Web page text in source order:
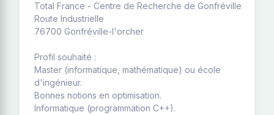
Total France - Centre de Recherche de Gonfréville
Route Industrielle
76700 Gonfréville-l'orcher
Profil souhaité :
Master (informatique, mathématique) ou école
d'ingénieur.
Bonnes notions en optimisation.
Informatique (programmation C++).